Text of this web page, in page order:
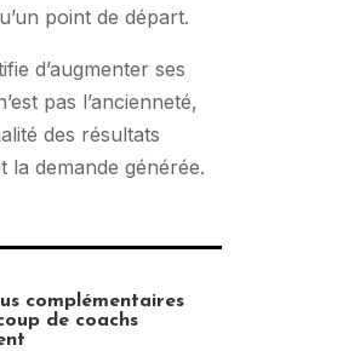
point de départ.
d’augmenter ses
pas l’ancienneté,
des résultats
la demande générée.
complémentaires
de coachs